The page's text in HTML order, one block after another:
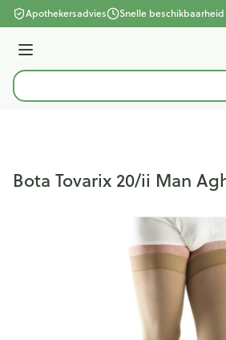
Ga naar de inhoud
Apothekersadvies Snelle beschikbaarheid
Menu
Product, merk, categorie...
Bota Tovarix 20/ii Man